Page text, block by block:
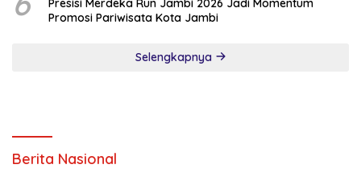
Promosi Pariwisata Kota Jambi
Selengkapnya
Berita Nasional